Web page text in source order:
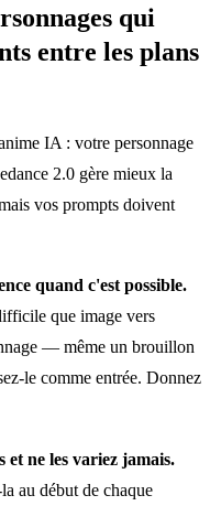
qui
entre les plans
IA : votre personnage
2.0 gère mieux la
vos prompts doivent
quand c'est possible.
que image vers
— même un brouillon
le comme entrée. Donnez
et ne les variez jamais.
au début de chaque